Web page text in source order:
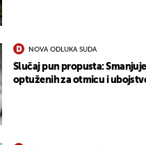
NOVA ODLUKA SUDA
Slučaj pun propusta:
optuženih za otmicu i